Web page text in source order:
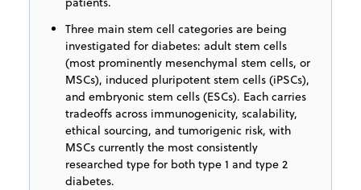
Three main stem cell categories are being
investigated for diabetes: adult stem cells
(most prominently mesenchymal stem cells, or
MSCs), induced pluripotent stem cells (iPSCs),
and embryonic stem cells (ESCs). Each carries
tradeoffs across immunogenicity, scalability,
ethical sourcing, and tumorigenic risk, with
MSCs currently the most consistently
researched type for both type 1 and type 2
diabetes.